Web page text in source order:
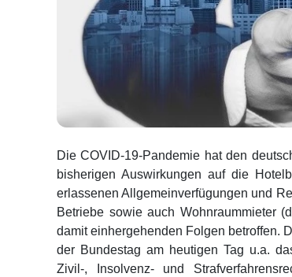
Die COVID-19-Pandemie hat den
bisherigen Auswirkungen auf die
erlassenen Allgemeinverfügungen und
Betriebe sowie auch Wohnraummieter
damit einhergehenden Folgen betroffen.
der Bundestag am heutigen Tag u.a.
Zivil-, Insolvenz- und